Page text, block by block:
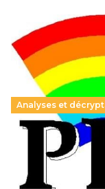
Analyses et
Hongrie : du
éducatives, aussi
25 juin 2026